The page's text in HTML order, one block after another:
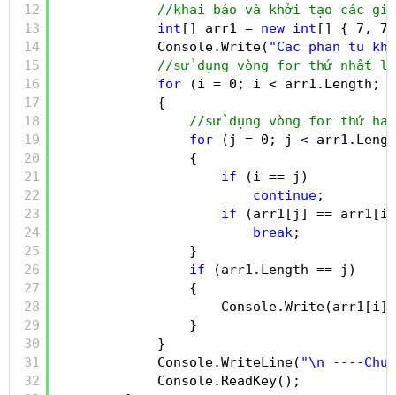
12
13
14
15
16
17
18
19
20
21
22
23
24
25
26
27
28
29
30
31
32
//khai báo và khởi tạo các
int [] arr1 = new int [] { 7,
Console.Write( "Cac phan tu
//sử dụng vòng for thứ nhất
for
(i = 0; i < arr1.Length;
{
//sử dụng vòng for thứ
for
(j = 0; j <
{
if
(i == j)
continue;
if
(arr1[j] ==
break ;
}
if
(arr1.Length == j)
{
}
}
Console.WriteLine( "\n ----
Console.ReadKey();